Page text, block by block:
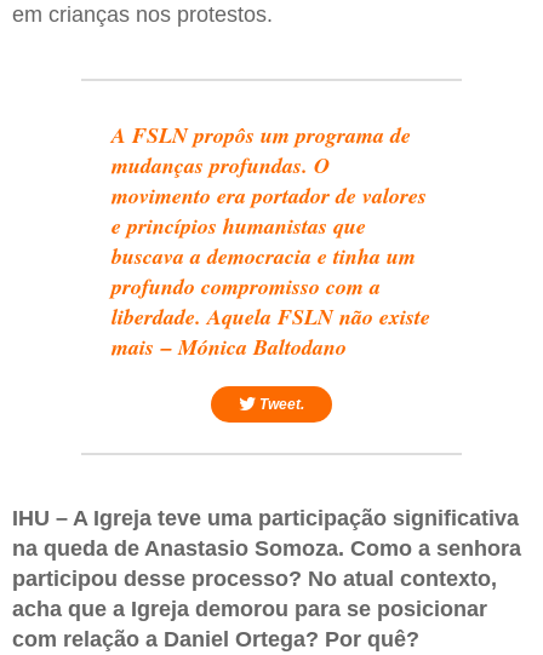
em crianças nos protestos.
A FSLN propôs um programa de
mudanças profundas. O
movimento era portador de valores
e princípios humanistas que
buscava a democracia e tinha um
profundo compromisso com a
liberdade. Aquela FSLN não existe
mais – Mónica Baltodano
Tweet.
IHU – A Igreja teve uma participação significativa
na queda de Anastasio Somoza. Como a senhora
participou desse processo? No atual contexto,
acha que a Igreja demorou para se posicionar
com relação a Daniel Ortega? Por quê?